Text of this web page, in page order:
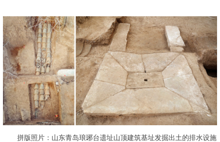
拼版照片：山东青岛琅琊台遗址山顶建筑基址发掘出土的排水设施